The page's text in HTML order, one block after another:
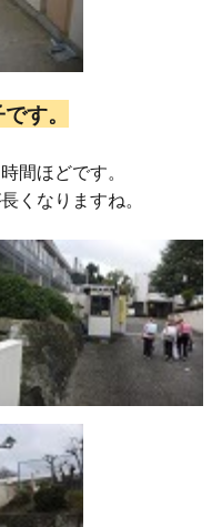
す。
間ほどです。
くなりますね。